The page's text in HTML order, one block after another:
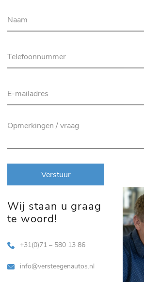
Verstuur
Wij staan u graag
te woord!
+31(0)71 – 580 13 86
info@versteegenautos.nl